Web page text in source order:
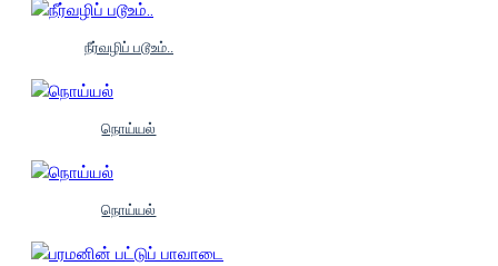
நீர்வழிப் படூஉம்..
நொய்யல்
நொய்யல்